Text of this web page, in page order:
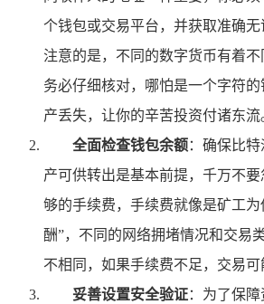
个钱包或交易平台，并获取准确
注意的是，不同的数字货币有着
务必仔细核对，哪怕是一个字符
产丢失，让你的辛苦投资付诸东流
全面检查钱包余额：确保比
产可供转出是基本前提，千万不
够的手续费，手续费就像是矿工为
酬”，不同的网络拥堵情况和交易
不相同，如果手续费不足，交易可
妥善设置安全验证：为了保